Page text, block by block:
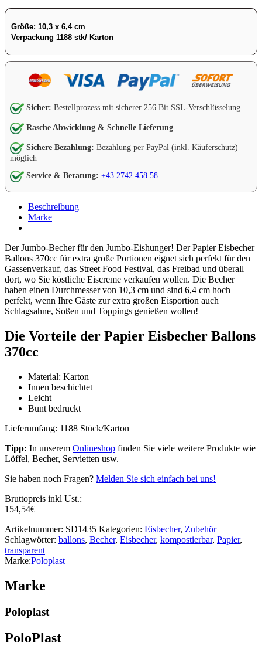
Größe: 10,3 x 6,4 cm
Verpackung 1188 stk/ Karton
Sicher: Bestellprozess mit sicherer 256 Bit SSL-Verschlüsselung
Rasche Abwicklung & Schnelle Lieferung
Sichere Bezahlung: Bezahlung per PayPal (inkl. Käuferschutz)
möglich
Service & Beratung: +43 2742 458 58
Beschreibung
Marke
Der Jumbo-Becher für den Jumbo-Eishunger! Der Papier Eisbecher
Ballons 370cc für extra große Portionen eignet sich perfekt für den
Gassenverkauf, das Street Food Festival, das Freibad und überall
dort, wo Sie köstliche Eiscreme verkaufen wollen. Die Becher
haben einen Durchmesser von 10,3 cm und sind 6,4 cm hoch –
perfekt, wenn Ihre Gäste zur extra großen Eisportion auch
Schlagsahne, Soßen und Toppings genießen wollen!
Die Vorteile der Papier Eisbecher Ballons
370cc
Material: Karton
Innen beschichtet
Leicht
Bunt bedruckt
Lieferumfang: 1188 Stück/Karton
Tipp: In unserem Onlineshop finden Sie viele weitere Produkte wie
Löffel, Becher, Servietten usw.
Sie haben noch Fragen? Melden Sie sich einfach bei uns!
Bruttopreis inkl Ust.:
154,54€
Artikelnummer: SD1435 Kategorien: Eisbecher, Zubehör
Schlagwörter: ballons, Becher, Eisbecher, kompostierbar, Papier,
transparent
Marke:Poloplast
Marke
Poloplast
PoloPlast